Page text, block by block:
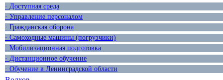
· Доступная среда
· Управление персоналом
· Гражданская оборона
· Самоходные машины (погрузчики)
· Мобилизационная подготовка
· Дистанционное обучение
· Обучение в Ленинградской области